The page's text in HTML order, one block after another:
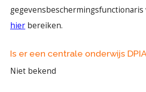
gegevensbeschermingsfunctionaris
hier bereiken.
Is er een centrale onderwijs
Niet bekend